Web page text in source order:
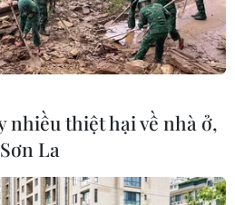
nhiều thiệt hại về nhà ở,
La